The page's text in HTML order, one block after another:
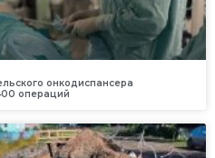
онкодиспансера
операций